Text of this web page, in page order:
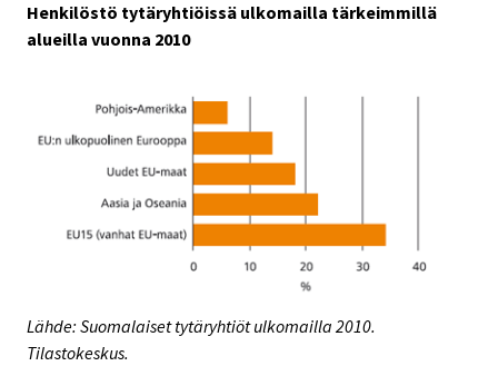
Henkilöstö tytäryhtiöissä ulkomailla tärkeimmillä
alueilla vuonna 2010
Lähde: Suomalaiset tytäryhtiöt ulkomailla 2010.
Tilastokeskus.